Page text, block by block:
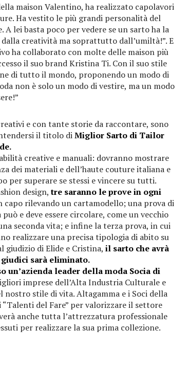
maison Valentino, ha realizzato capolavori
Ha vestito le più grandi personalità del
lei basta poco per vedere se un sarto ha la
creatività ma soprattutto dall’umiltà!”. E
ha collaborato con molte delle maison più
il suo brand Kristina Ti. Con il suo stile
di tutto il mondo, proponendo un modo di
non è solo un modo di vestire, ma un modo
e con tante storie da raccontare, sono
il titolo diMiglior Sarto di Tailor
creative e manuali: dovranno mostrare
dei materiali e dell’haute couture italiana e
per superare se stessi e vincere su tutti.
design,tre saranno le prove in ogni
rilevando un cartamodello; una prova di
e deve essere circolare, come un vecchio
seconda vita; e infine la terza prova, in cui
realizzare una precisa tipologia di abito su
giudizio di Elide e Cristina, il sarto che avrà
sarà eliminato.
un’azienda leader della moda Socia di
imprese dell’Alta Industria Culturale e
stile di vita. Altagamma e i Soci della
del Fare” per valorizzare il settore
anche tutta l’attrezzatura professionale
per realizzare la sua prima collezione.